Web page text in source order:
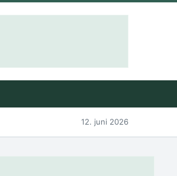
12. juni 2026